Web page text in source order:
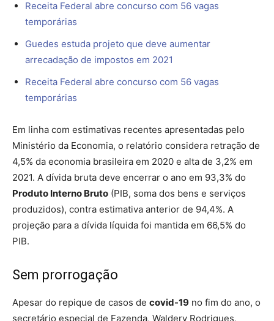
Receita Federal abre concurso com 56 vagas
temporárias
Guedes estuda projeto que deve aumentar
arrecadação de impostos em 2021
Receita Federal abre concurso com 56 vagas
temporárias
Em linha com estimativas recentes apresentadas pelo
Ministério da Economia, o relatório considera retração de
4,5% da economia brasileira em 2020 e alta de 3,2% em
2021. A dívida bruta deve encerrar o ano em 93,3% do
Produto Interno Bruto (PIB, soma dos bens e serviços
produzidos), contra estimativa anterior de 94,4%. A
projeção para a dívida líquida foi mantida em 66,5% do
PIB.
Sem prorrogação
Apesar do repique de casos de covid-19 no fim do ano, o
secretário especial de Fazenda, Waldery Rodrigues,